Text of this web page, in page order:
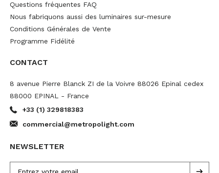
Questions fréquentes FAQ
Nous fabriquons aussi des luminaires sur-mesure
Conditions Générales de Vente
Programme Fidélité
CONTACT
8 avenue Pierre Blanck ZI de la Voivre 88026 Epinal cedex
88000 EPINAL - France
+33 (1) 329818383
commercial@metropolight.com
NEWSLETTER